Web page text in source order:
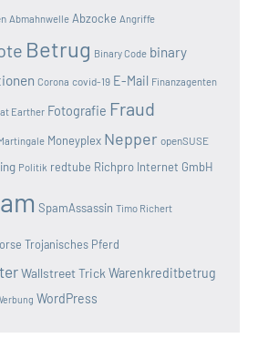
Abmahnwelle Abzocke Angriffe
Betrug Binary Code binary
Corona covid-19 E-Mail Finanzagenten
Earther Fotografie Fraud
Moneyplex Nepper openSUSE
Politik redtube Richpro Internet GmbH
SpamAssassin Timo Richert
Trojanisches Pferd
Wallstreet Trick Warenkreditbetrug
WordPress